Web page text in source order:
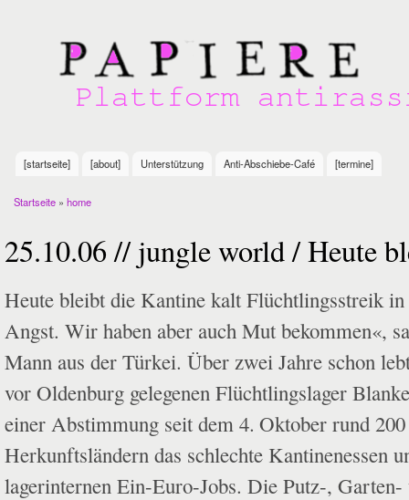
Plattform
antirassistischer
Initiativen in
Main menu
[startseite] [about] Unterstützung Anti-Abschiebe-Café [termine]
Startseite » home
25.10.06 // jungle world / Heute
Heute bleibt die Kantine kalt Flüchtlingsstreik
Angst. Wir haben aber auch Mut bekommen«,
Mann aus der Türkei. Über zwei Jahre schon
vor Oldenburg gelegenen Flüchtlingslager
einer Abstimmung seit dem 4. Oktober rund
Herkunftsländern das schlechte Kan­tinenessen
lager­internen Ein-Euro-Jobs. Die Putz-, Garten-